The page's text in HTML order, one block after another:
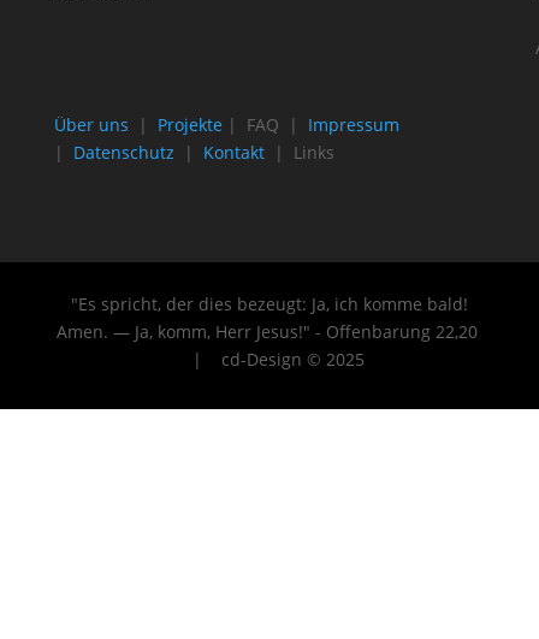
Über uns | Projekte | FAQ | Impressum
| Datenschutz | Kontakt| Links
"Es spricht, der dies bezeugt: Ja, ich komme bald!
Amen. — Ja, komm, Herr Jesus!" - Offenbarung 22,20
| cd-Design © 2025